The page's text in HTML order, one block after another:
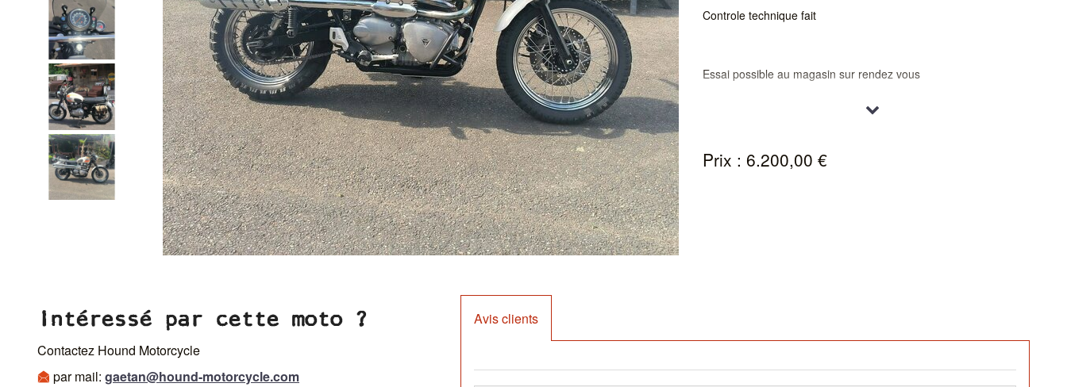
Controle technique fait
Essai possible au magasin sur rendez vous
Prix : 6.200,00 €
Intéressé par cette moto ?
Contactez Hound Motorcycle
par mail: gaetan@hound-motorcycle.com
Avis clients